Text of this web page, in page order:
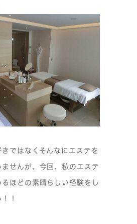
ではなくそんなにエステを
せんが、今回、私のエステ
ほどの素晴らしい経験をし
！